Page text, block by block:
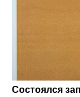
Состоялся